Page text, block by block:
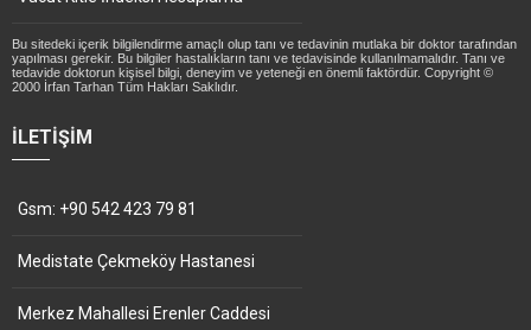
Bu sitedeki içerik bilgilendirme amaçlı olup tanı ve tedavinin mutlaka bir doktor tarafından
yapılması gerekir. Bu bilgiler hastalıkların tanı ve tedavisinde kullanılmamalıdır. Tanı ve
tedavide doktorun kişisel bilgi, deneyim ve yeteneği en önemli faktördür. Copyright ©
2000 İrfan Tarhan Tüm Hakları Saklıdır.
İLETIŞIM
Gsm: +90 542 423 79 81
Medistate Çekmeköy Hastanesi
Merkez Mahallesi Erenler Caddesi